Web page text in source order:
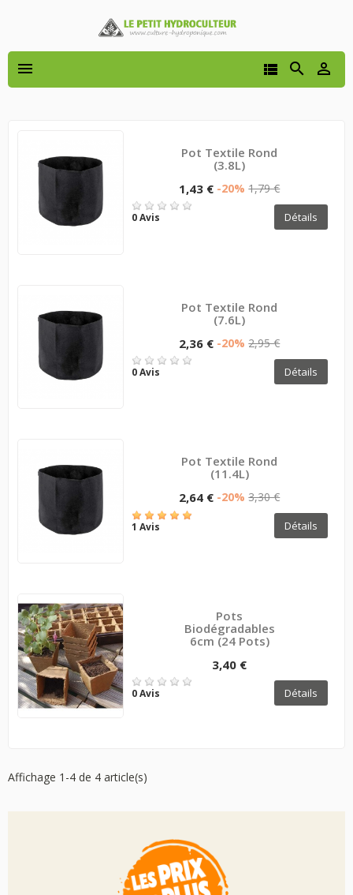
 


Pot Textile Rond
(3.8L)
1,43 € -20% 1,79 €
0 Avis Détails
Pot Textile Rond
(7.6L)
2,36 € -20% 2,95 €
0 Avis Détails
Pot Textile Rond
(11.4L)
2,64 € -20% 3,30 €
1 Avis Détails
Pots
Biodégradables
6cm (24 Pots)
3,40 €
0 Avis Détails
Affichage 1-4 de 4 article(s)